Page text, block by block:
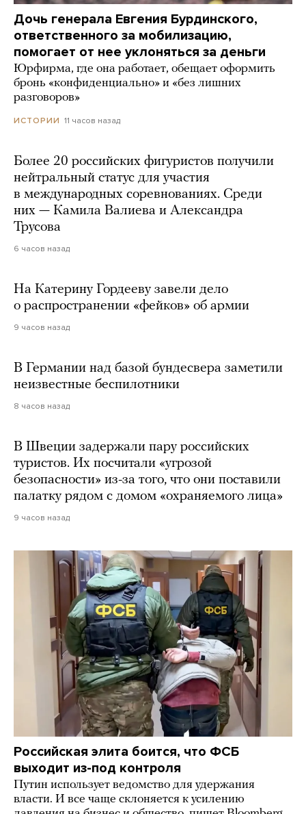
Дочь генерала Евгения Бурдинского,
ответственного за мобилизацию,
помогает от нее уклоняться за деньги
Юрфирма, где она работает, обещает оформить
бронь «конфиденциально» и «без лишних
разговоров»
ИСТОРИИ 11 часов назад
Более 20 российских фигуристов получили
нейтральный статус для участия
в международных соревнованиях. Среди
них — Камила Валиева и Александра
Трусова
6 часов назад
На Катерину Гордееву завели дело
о распространении «фейков» об армии
9 часов назад
В Германии над базой бундесвера заметили
неизвестные беспилотники
8 часов назад
В Швеции задержали пару российских
туристов. Их посчитали «угрозой
безопасности» из-за того, что они поставили
палатку рядом с домом «охраняемого лица»
9 часов назад
Российская элита боится, что ФСБ
выходит из-под контроля
Путин использует ведомство для удержания
власти. И все чаще склоняется к усилению